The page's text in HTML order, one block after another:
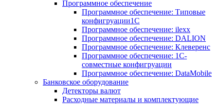
Программное обеспечение
Программное обеспечение: Типовые
конфигруации1С
Программное обеспечение: ilexx
Программное обеспечение: DALION
Программное обеспечение: Клеверенс
Программное обеспечение: 1С-
совместные конфигруации
Программное обеспечение: DataMobile
Банковское оборудование
Детекторы валют
Расходные материалы и комплектующие